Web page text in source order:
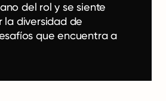
del rol y se siente
la diversidad de
que encuentra a